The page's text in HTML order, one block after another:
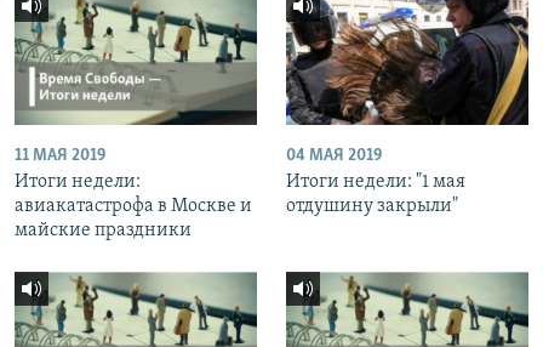
11 МАЯ 2019
Итоги недели:
авиакатастрофа в Москве и
майские праздники
04 МАЯ 2019
Итоги недели: "1 мая
отдушину закрыли"